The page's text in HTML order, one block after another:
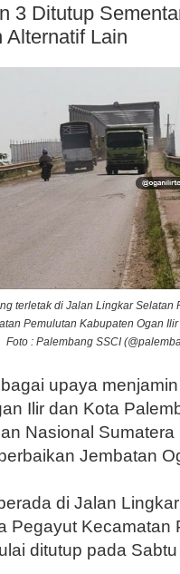
3 Ditutup
Alternatif Lain
terletak di Jalan Lingkar
Pemulutan Kabupaten Ogan
Foto : Palembang SSCI (
upaya
Ilir dan Kota
Nasional
Jembatan
di Jalan
Pegayut Kecamatan
ditutup pada